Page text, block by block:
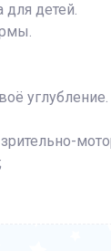
детей.
углубление.